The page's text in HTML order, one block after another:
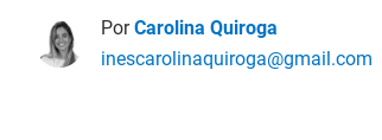
PorCarolina Quiroga
inescarolinaquiroga@gmail.com